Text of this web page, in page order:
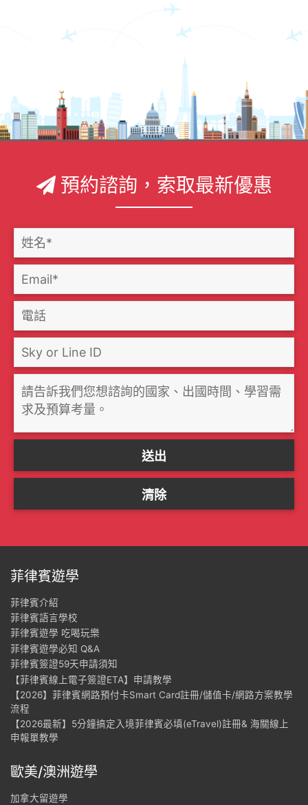
預約諮詢，索取最新優惠
菲律賓遊學
菲律賓介紹
菲律賓語言學校
菲律賓遊學 吃喝玩樂
菲律賓遊學必知 Q&A
菲律賓簽證59天申請須知
【菲律賓線上電子簽證ETA】申請教學
【2026】菲律賓網路預付卡Smart Card註冊/儲值卡/網路方案教學
流程
【2026最新】5分鐘搞定入境菲律賓必填(eTravel)註冊& 海關線上
申報單教學
歐美/澳洲遊學
加拿大留遊學